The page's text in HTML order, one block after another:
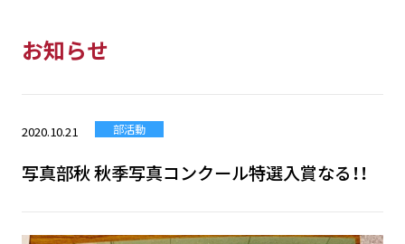
お知らせ
2020.10.21 部活動
写真部秋 秋季写真コンクール特選入賞なる！！